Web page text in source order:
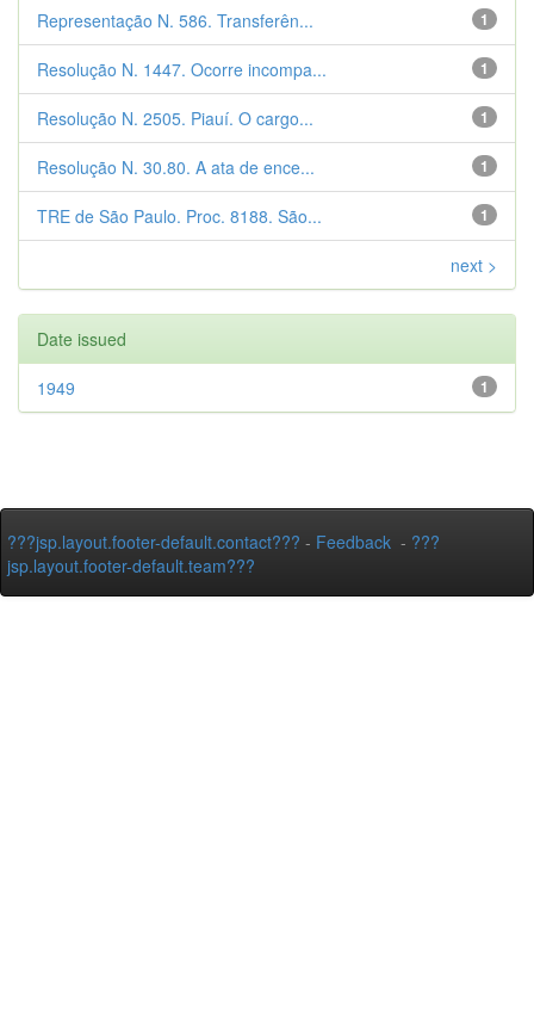
1
Representação N. 586. Transferên...
1
Resolução N. 1447. Ocorre incompa...
1
Resolução N. 2505. Piauí. O cargo...
1
Resolução N. 30.80. A ata de ence...
1
TRE de São Paulo. Proc. 8188. São...
next >
Date issued
1
1949
???jsp.layout.footer-default.contact??? - Feedback - ???
jsp.layout.footer-default.team???